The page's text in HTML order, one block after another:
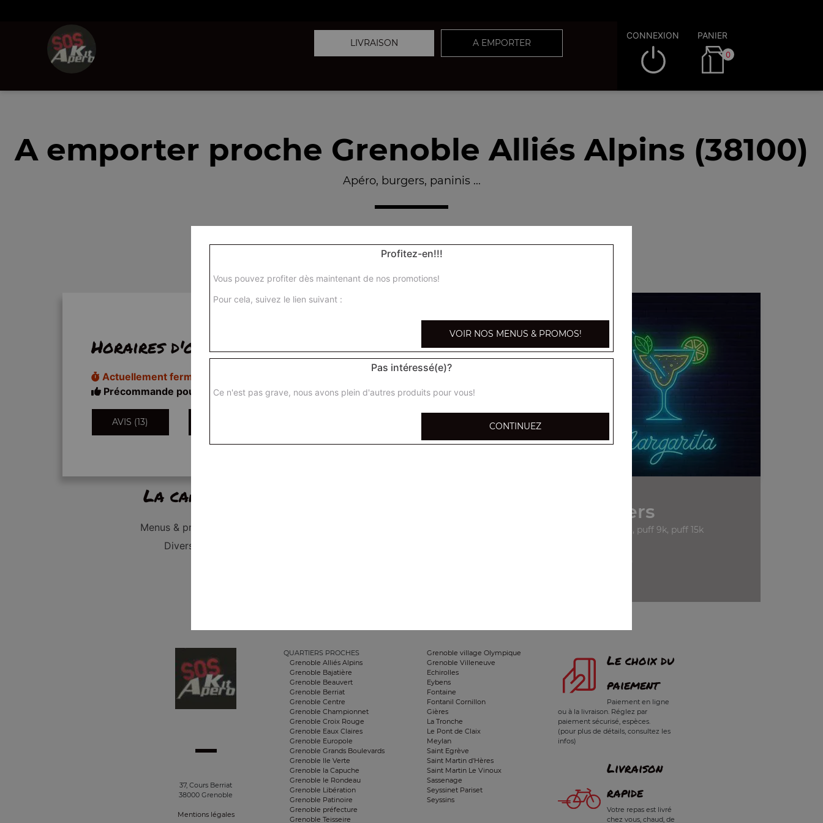
LIVRAISON A EMPORTER
CONNEXION PANIER
0
A emporter proche Grenoble Alliés Alpins (38100)
Apéro, burgers, paninis ...
Horaires d'ouverture
Actuellement fermé
Précommande pour 18h20
AVIS (13)
La carte
Menus & promos
Divers
Divers
cigarettes marlboro, puff 9k, puff 15k
37, Cours Berriat
38000 Grenoble
Mentions légales
QUARTIERS PROCHES
Grenoble Alliés Alpins
Grenoble Bajatière
Grenoble Beauvert
Grenoble Berriat
Grenoble Centre
Grenoble Championnet
Grenoble Croix Rouge
Grenoble Eaux Claires
Grenoble Europole
Grenoble Grands Boulevards
Grenoble Ile Verte
Grenoble la Capuche
Grenoble le Rondeau
Grenoble Libération
Grenoble Patinoire
Grenoble préfecture
Grenoble Teisseire
Grenoble village Olympique
Grenoble Villeneuve
Echirolles
Eybens
Fontaine
Fontanil Cornillon
Gières
La Tronche
Le Pont de Claix
Meylan
Saint Egrève
Saint Martin d'Hères
Saint Martin Le Vinoux
Sassenage
Seyssinet Pariset
Seyssins
Le choix du
paiement
Paiement en ligne
ou à la livraison. Réglez par
paiement sécurisé, espèces.
(pour plus de détails, consultez les
infos)
Livraison
rapide
Votre repas est livré
chez vous, chaud, de
Profitez-en!!!
Vous pouvez profiter dès maintenant de nos promotions!
Pour cela, suivez le lien suivant :
VOIR NOS MENUS & PROMOS!
Pas intéressé(e)?
Ce n'est pas grave, nous avons plein d'autres produits pour vous!
CONTINUEZ